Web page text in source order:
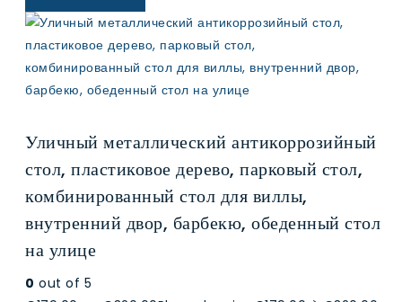
Уличный металлический антикоррозийный
стол, пластиковое дерево, парковый стол,
комбинированный стол для виллы,
внутренний двор, барбекю, обеденный стол
на улице
0 out of 5